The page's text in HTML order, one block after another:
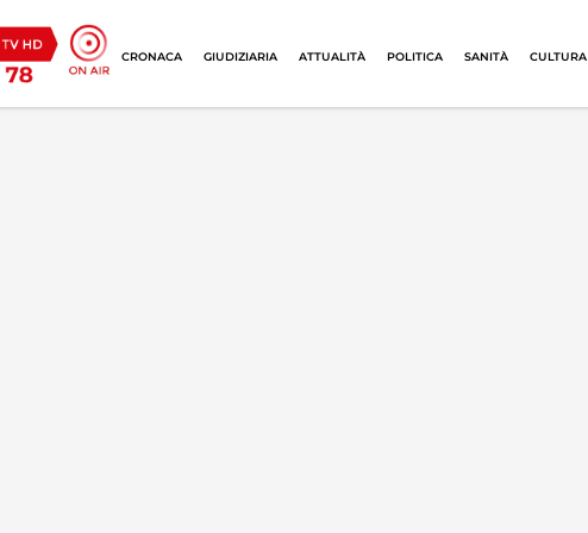
CRONACA GIUDIZIARIA ATTUALITÀ POLITICA SANITÀ CULTURA